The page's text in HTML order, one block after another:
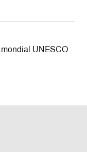
UNESCO